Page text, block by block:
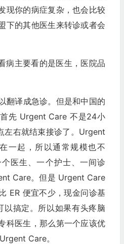
现你的病症复杂，也会比较
下的其他医生来转诊或者会
病主要看的是医生，医院品
翻译成急诊。但是和中国的
先 Urgent Care 不是24小
左右就结束接诊了。Urgent
一起，所以通常规模也不
医生、一个护士、一间诊
Care。但是 Urgent Care
ER 便宜不少，现金问诊基
以搞定。所以如果有头疼脑
科医生，那么第一个应该优
Care。